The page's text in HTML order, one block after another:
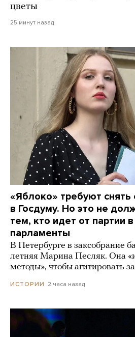
цветы
25 минут назад
«Яблоко» требуют снять
в Госдуму. Но это не
тем, кто идет от партии
парламенты
В Петербурге в заксобрание
летняя Марина Песляк. Она
методы», чтобы агитировать
ИСТОРИИ 2 часа назад